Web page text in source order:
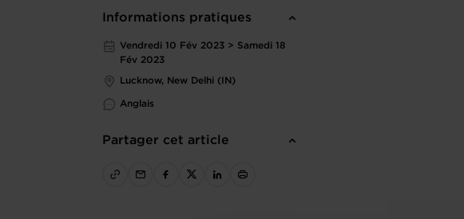
Informations pratiques
Vendredi 10 Fév 2023 > Samedi 18
Fév 2023
Lucknow, New Delhi (IN)
Anglais
Partager cet article